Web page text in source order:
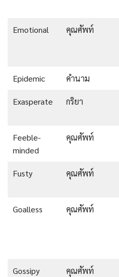
Emotional คุณศัพท์
Epidemic คำนาม
Exasperate กริยา
Feeble-
minded
คุณศัพท์
Fusty คุณศัพท์
Goalless คุณศัพท์
Gossipy คุณศัพท์